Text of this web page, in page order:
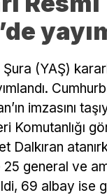
(YAŞ)
imzasını
Komutanlığı
Dalkıran
25 general ve
69 albay ise